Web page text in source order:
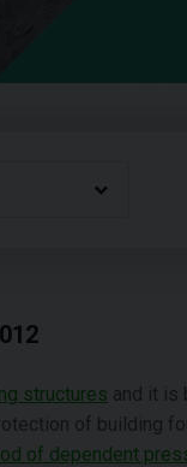
structures and it is
of building
of dependent